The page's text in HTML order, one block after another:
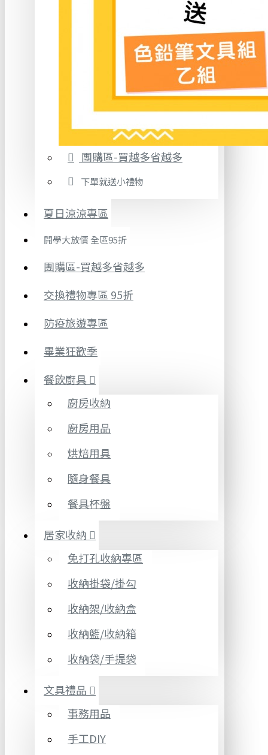
團購區-買越多省越多
下單就送小禮物
夏日涼涼專區
開學大放價 全區95折
團購區-買越多省越多
交換禮物專區 95折
防疫旅遊專區
畢業狂歡季
餐飲廚具
廚房收納
廚房用品
烘焙用具
隨身餐具
餐具杯盤
居家收納
免打孔收納專區
收納掛袋/掛勾
收納架/收納盒
收納籃/收納箱
收納袋/手提袋
文具禮品
事務用品
手工DIY